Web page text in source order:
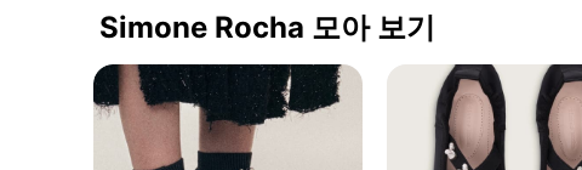
Simone Rocha 모아 보기